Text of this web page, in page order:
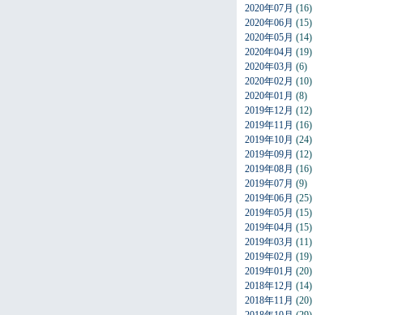
2020年07月 (16)
2020年06月 (15)
2020年05月 (14)
2020年04月 (19)
2020年03月 (6)
2020年02月 (10)
2020年01月 (8)
2019年12月 (12)
2019年11月 (16)
2019年10月 (24)
2019年09月 (12)
2019年08月 (16)
2019年07月 (9)
2019年06月 (25)
2019年05月 (15)
2019年04月 (15)
2019年03月 (11)
2019年02月 (19)
2019年01月 (20)
2018年12月 (14)
2018年11月 (20)